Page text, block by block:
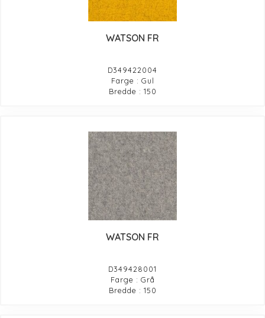
WATSON FR
D349422004
Farge : Gul
Bredde : 150
WATSON FR
D349428001
Farge : Grå
Bredde : 150